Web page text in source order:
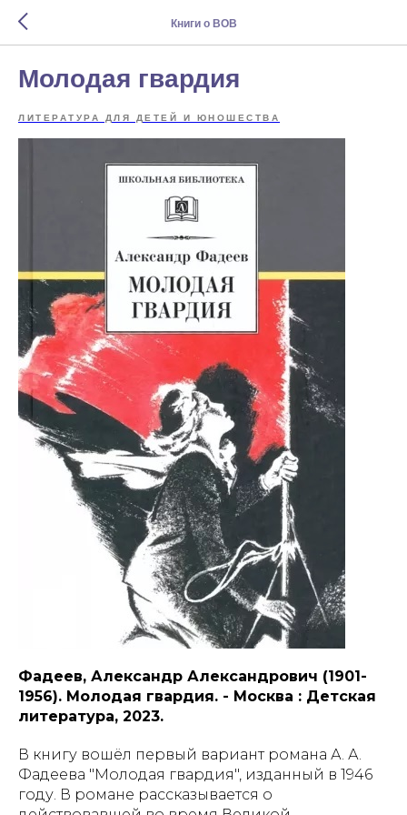
Книги о ВОВ
Молодая гвардия
ЛИТЕРАТУРА ДЛЯ ДЕТЕЙ И ЮНОШЕСТВА
Фадеев, Александр Александрович (1901-
1956). Молодая гвардия. - Москва : Детская
литература, 2023.
В книгу вошёл первый вариант романа А. А.
Фадеева "Молодая гвардия", изданный в 1946
году. В романе рассказывается о